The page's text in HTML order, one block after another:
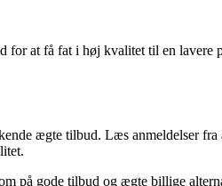
at få fat i høj kvalitet til en
ægte tilbud. Læs anmeldelser
på gode tilbud og ægte billige